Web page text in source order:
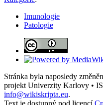
Imunologie
Patologie
Stránka byla naposledy
projekt Univerzity Karlovy •
info@wikiskripta.eu.
Text je dostupný pod licencí